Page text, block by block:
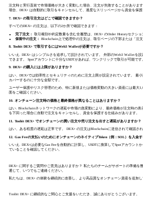
注文時と実行直前で市場価格が大きく変動した場合、注文が失敗することがありま
場合、DEX+ は自動的に取引をキャンセルして、過度なスリッページから資金を保護
7. DEX+ の取引注文はどこで確認できますか？
すべてのDEX+ の注文は、以下の2か所で確認できます：
完了注文：
取引種別や約定数量を含む全履歴は、DEX+ のOrder Historyセクショ
保留中の注文：
Blockchain上で処理中の注文は、取引ページの下部または「注文
8. Toobit DEX+ で取引するにはWeb3 Walletが必要ですか？
いいえ. DEX+ はシンプルさを追求して設計されています。 外部のWeb3 Walletを
できます。 Spotアカウントに十分なUSDTがあれば、ワンクリックで取引が可能です。
9. DEX+ の購入には上限がありますか？
はい、DEX+では効率性とセキュリティのために注文上限が設定されています。 最
カバーするのに十分な金額です。
ユーザー保護やリスク管理のため、特に新規または価格変動の大きい資産には最大
面をご確認ください。
10. オンチェーン注文時の価格と最終価格が異なることはありますか？
はい. Blockchainネットワークの遅延や市場の急変動により、最終価格が注文時の
を下回った場合に自動で注文をキャンセルし、資金を保護する仕組みがあります。
11. Toobit DEX+ でオンチェーンの買い注文や売り注文を出すと遅延がありますか？
はい、ある程度の遅延は正常です。 DEX+ の注文はBlockchainに送信されて確認さ
12. Gas Feeの支払いのためにオンチェーンのネイティブToken（例：SOL）を入金
いいえ. DEX+は必要なGas Feeを自動的に計算し、USDTに換算してSpotアカウント
ていることを確認してください。
DEX+ に関するご質問やご意見はありますか？ 私たちのチームがサポートの準備
通じて、いつでもご連絡ください。
私たちは、DEX+ の体験を継続的に改善し、より高品質なオンチェーン資産を追加し
Toobit DEX+ に継続的なご関心とご支援をいただき、誠にありがとうございます。